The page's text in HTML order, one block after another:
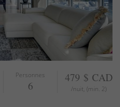
Personnes
6
479 $ CAD
/nuit, (min. 2)